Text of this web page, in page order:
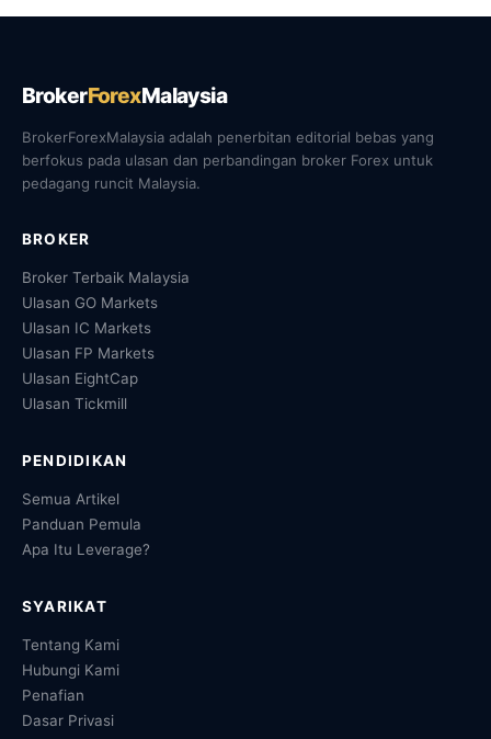
BrokerForexMalaysia
BrokerForexMalaysia adalah penerbitan editorial bebas yang
berfokus pada ulasan dan perbandingan broker Forex untuk
pedagang runcit Malaysia.
BROKER
Broker Terbaik Malaysia
Ulasan GO Markets
Ulasan IC Markets
Ulasan FP Markets
Ulasan EightCap
Ulasan Tickmill
PENDIDIKAN
Semua Artikel
Panduan Pemula
Apa Itu Leverage?
SYARIKAT
Tentang Kami
Hubungi Kami
Penafian
Dasar Privasi